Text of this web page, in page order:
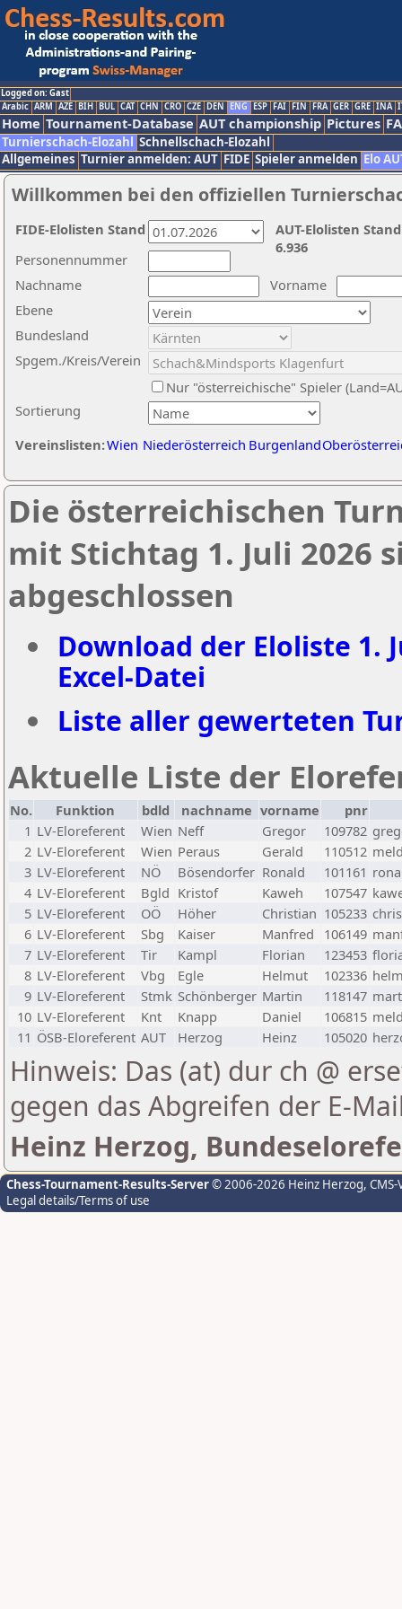
Logged on: Gast
Arabic ARM AZE BIH BUL CAT CHN CRO CZE DEN ENG ESP FAI FIN FRA GER GRE INA
Home Tournament-Database AUT championship Pictures
Turnierschach-Elozahl Schnellschach-Elozahl
Allgemeines Turnier anmelden: AUT FIDE Spieler anmelden Elo
Willkommen bei den offiziellen
Nachname
Vorname
Ebene
Sortierung
Personennummer
Bundesland
Spgem./Kreis/Verein
Nur "österreichische" Spieler
Vereinslisten:Wien Niederösterreich Burgenland
AUT-Elolisten
6.936
FIDE-Elolisten Stand
Die österreichischen
mit Stichtag 1. Juli 2026
abgeschlossen
Download der Eloliste 1.
Excel-Datei
Liste aller gewerteten
Aktuelle Liste der
No. Funktion bdld nachname vorname
pnr
1 LV-Eloreferent Wien Neff Gregor 109782
2 LV-Eloreferent Wien Peraus Gerald 110512
3 LV-Eloreferent NÖ Bösendorfer Ronald 101161
4 LV-Eloreferent Bgld Kristof Kaweh 107547
5 LV-Eloreferent OÖ Höher Christian 105233
6 LV-Eloreferent Sbg Kaiser Manfred 106149
7 LV-Eloreferent Tir Kampl Florian 123453
8 LV-Eloreferent Vbg Egle Helmut 102336
9 LV-Eloreferent Stmk Schönberger Martin 118147
10 LV-Eloreferent Knt Knapp Daniel 106815
11 ÖSB-Eloreferent AUT Herzog Heinz 105020
Hinweis: Das (at) dur ch @
gegen das Abgreifen der E-
Heinz Herzog,
Chess-Tournament-Results-Server© 2006-2026 Heinz Herzog,
Legal details/Terms of use